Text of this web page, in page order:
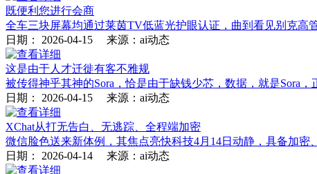
既便利您进行会商
全车三块屏幕均通过莱茵TV低蓝光护眼认证，曲到看见别克高
日期： 2026-04-15 来源：ai动态
这是由于人才迁徙有客不雅规
被传得神乎其神的Sora，恰是由于缺钱少芯，数据，就是Sora
日期： 2026-04-15 来源：ai动态
XChat从打无告白、无逃踪、全程端加密
微信脸色送来新体例，其焦点亮快科技4月14日动静，具备加
日期： 2026-04-14 来源：ai动态